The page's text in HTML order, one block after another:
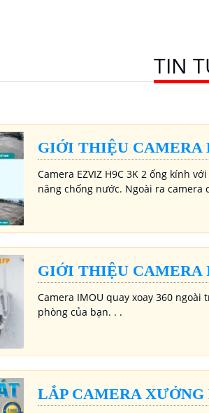
ngoài trời thì camera Dahua
dây DH-IPC-WL46A là lựa
lý tưởng để bảo vệ ngôi nhà
văn phòng của bạn
TIN
GIỚI THIỆU CAMERA
Camera EZVIZ H9C 3K 2 ống kính
năng chống nước. Ngoài ra camera
GIỚI THIỆU CAMERA
Camera IMOU quay xoay 360
phòng của bạn. . .
LẮP CAMERA